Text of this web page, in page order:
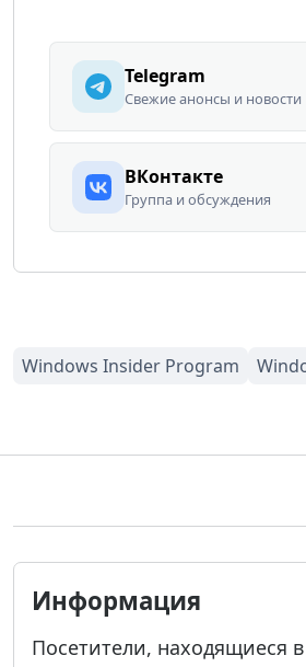
Telegram
Свежие анонсы и новости
ВКонтакте
Группа и обсуждения
Информация
Посетители, находящиеся